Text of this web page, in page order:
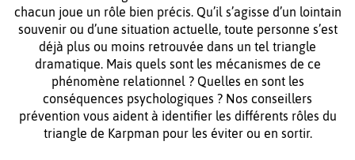
chacun joue un rôle bien précis. Qu’il s’agisse d’un lointain
souvenir ou d’une situation actuelle, toute personne s’est
déjà plus ou moins retrouvée dans un tel triangle
dramatique. Mais quels sont les mécanismes de ce
phénomène relationnel ? Quelles en sont les
conséquences psychologiques ? Nos conseillers
prévention vous aident à identifier les différents rôles du
triangle de Karpman pour les éviter ou en sortir.